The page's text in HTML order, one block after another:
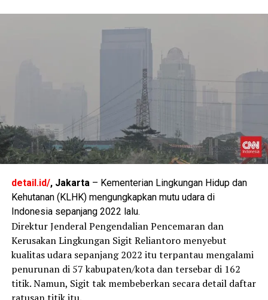
detail.id/, Jakarta– Kementerian Lingkungan Hidup dan
Kehutanan (KLHK) mengungkapkan mutu udara di
Indonesia sepanjang 2022 lalu.
Direktur Jenderal Pengendalian Pencemaran dan
Kerusakan Lingkungan Sigit Reliantoro menyebut
kualitas udara sepanjang 2022 itu terpantau mengalami
penurunan di 57 kabupaten/kota dan tersebar di 162
titik. Namun, Sigit tak membeberkan secara detail daftar